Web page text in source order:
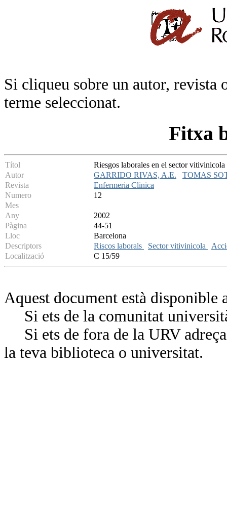
Si cliqueu sobre un autor, revista
terme seleccionat.
Fitxa
Títol
Riesgos laborales en el sector
Autor
GARRIDO RIVAS, A.E.
TOMAS
Revista
Enfermeria Clinica
Numero
12
Mes
Any
2002
Pàgina
44-51
Lloc
Barcelona
Descriptors
Riscos laborals Sector vitivinicola
Localització
C 15/59
Aquest document està
Si ets de la comunitat
Si ets de fora de la URV
la teva biblioteca o universitat.